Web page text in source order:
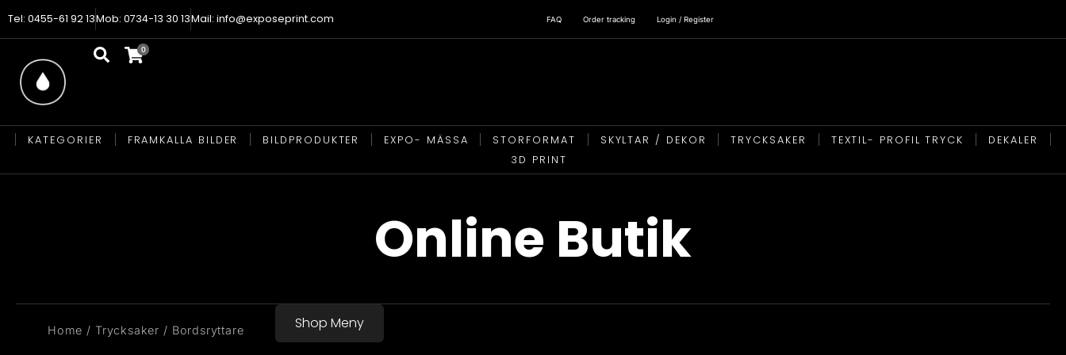
Tel: 0455-61 92 13Mob: 0734-13 30 13Mail: info@exposeprint.com FAQ Order tracking Login / Register
KATEGORIER FRAMKALLA BILDER BILDPRODUKTER EXPO- MÄSSA STORFORMAT SKYLTAR / DEKOR TRYCKSAKER TEXTIL- PROFIL TRYCK
DEKALER
3D PRINT
Online Butik
You are here:
Home Trycksaker Bordsryttare Shop Meny